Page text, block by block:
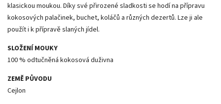
klasickou moukou. Díky své přirozené sladkosti se hodí na přípravu
kokosových palačinek, buchet, koláčů a různých dezertů. Lze ji ale
použít i k přípravě slaných jídel.
SLOŽENÍ MOUKY
100 % odtučněná kokosová duživna
ZEMĚ PŮVODU
Cejlon